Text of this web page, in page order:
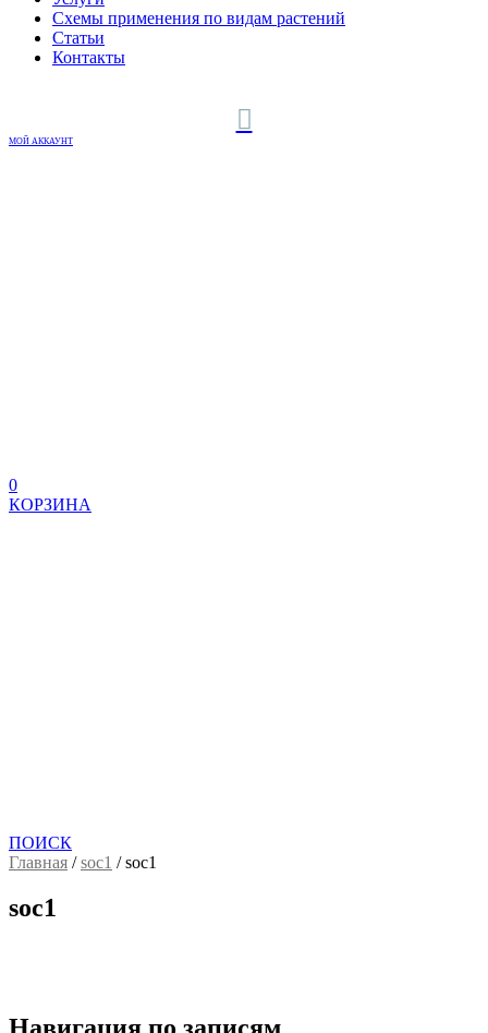
Схемы применения по видам растений
Статьи
Контакты
МОЙ АККАУНТ
0
КОРЗИНА
ПОИСК
Главная /soc1 /soc1
soc1